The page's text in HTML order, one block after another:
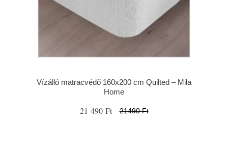
Vízálló matracvédő 160x200 cm Quilted – Mila
Home
21 490 Ft 21490 Ft